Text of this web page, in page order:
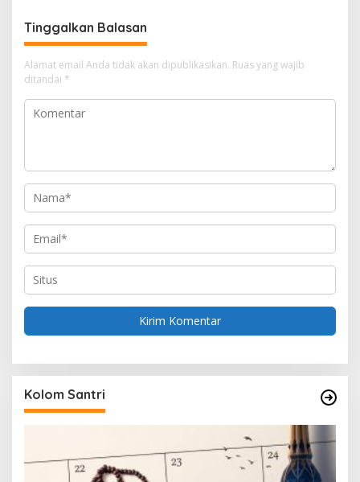
a
s
i
p
o
Tinggalkan Balasan
Alamat email Anda tidak akan dipublikasikan. Ruas yang wajib
ditandai *
Kolom Santri